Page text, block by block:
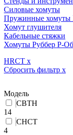
Силовые хомуты
Пружинные хомуты
Хомут глушителя
Кабельные стяжки
Хомуты Руббер Р-
HRCT x
Сбросить фильтр x
Модель
CBTH
14
CHCT
4